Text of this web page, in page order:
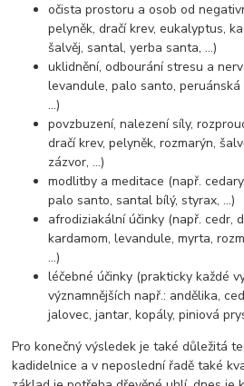
očista prostoru a osob od
pelyněk, dračí krev, eukalyptus,
šalvěj, santal, yerba santa, ...)
uklidnění, odbourání stresu a
levandule, palo santo,
...)
povzbuzení, nalezení síly,
dračí krev, pelyněk, rozmarýn,
zázvor, ...)
modlitby a meditace (např.
palo santo, santal bílý, styrax, ...)
afrodiziakální účinky (např. cedr,
kardamom, levandule, myrta,
...)
léčebné účinky (prakticky každé
významnějších např.: andělika,
jalovec, jantar, kopály, piniová
Pro konečný výsledek je také důležitá
kadidelnice a v neposlední řadě také